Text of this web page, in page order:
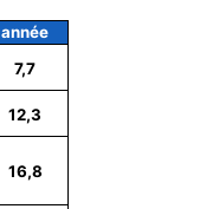
année
7,7
12,3
16,8